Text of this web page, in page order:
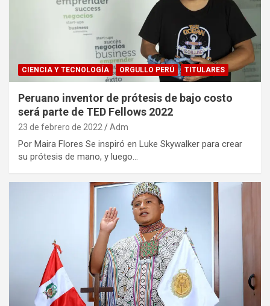
CIENCIA Y TECNOLOGÍA ORGULLO PERÚ TITULARES
Peruano inventor de prótesis de bajo costo
será parte de TED Fellows 2022
23 de febrero de 2022 Adm
Por Maira Flores Se inspiró en Luke Skywalker para crear
su prótesis de mano, y luego…